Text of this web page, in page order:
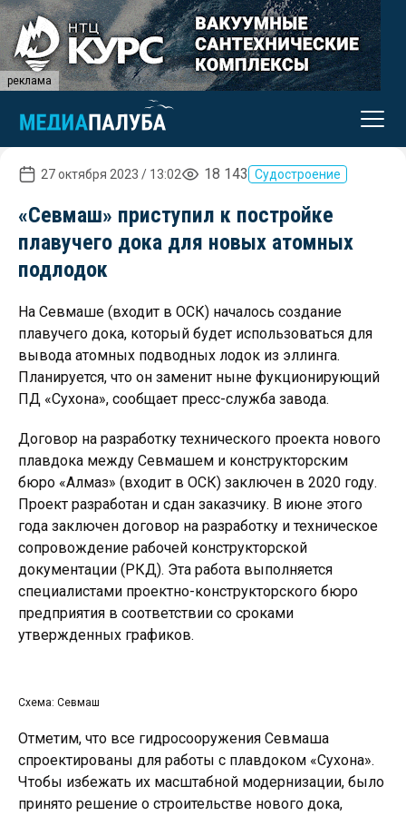
реклама
27 октября 2023 / 13:02 18 143 Судостроение
«Севмаш» приступил к постройке
плавучего дока для новых атомных
подлодок
На Севмаше (входит в ОСК) началось создание
плавучего дока, который будет использоваться для
вывода атомных подводных лодок из эллинга.
Планируется, что он заменит ныне фукционирующий
ПД «Сухона», сообщает пресс-служба завода.
Договор на разработку технического проекта нового
плавдока между Севмашем и конструкторским
бюро «Алмаз» (входит в ОСК) заключен в 2020 году.
Проект разработан и сдан заказчику. В июне этого
года заключен договор на разработку и техническое
сопровождение рабочей конструкторской
документации (РКД). Эта работа выполняется
специалистами проектно-конструкторского бюро
предприятия в соответствии со сроками
утвержденных графиков.
Схема: Севмаш
Отметим, что все гидросооружения Севмаша
спроектированы для работы с плавдоком «Сухона».
Чтобы избежать их масштабной модернизации, было
принято решение о строительстве нового дока,